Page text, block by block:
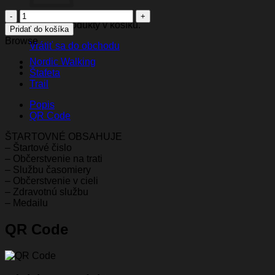
Žiadne produkty v košíku.
Vrátiť sa do obchodu
množstvo
KR_5km_2026
Pridať do košíka
Browse
Nordic Walking
Štafeta
Trail
Popis
QR Code
ŠTARTOVNÉ OBSAHUJE
– Štartové čislo
– Občerstvenie na trati
– Službu časomiery
– Občerstvenie v cieli
– Zdravotnú službu
– Medailu
QR Code